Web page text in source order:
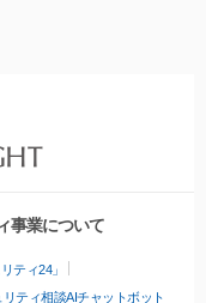
事業について
ティ24」
ティ相談AIチャットボット